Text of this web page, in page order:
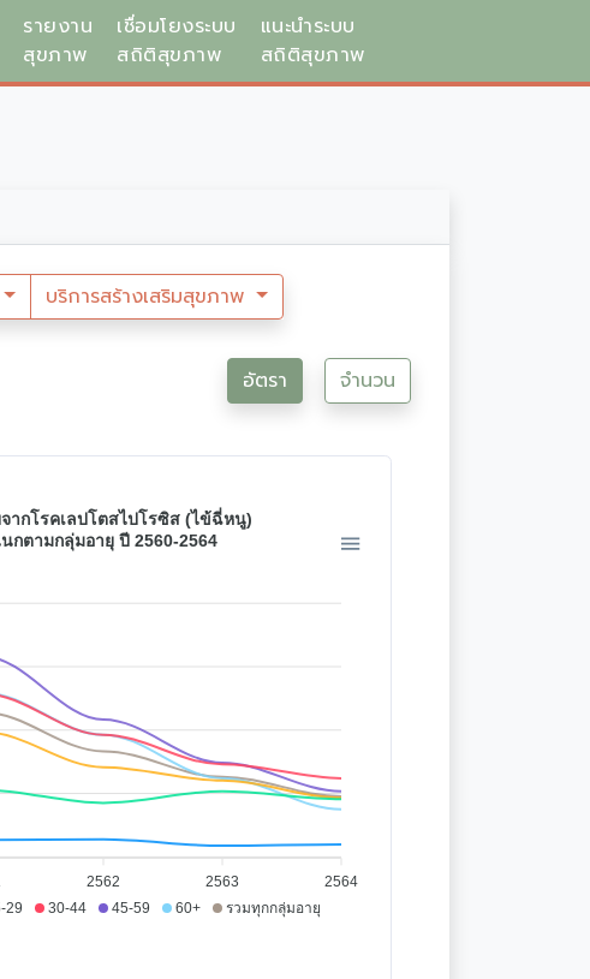
รายงาน
สุขภาพ
เชื่อมโยงระบบ
สถิติสุขภาพ
แนะนำระบบ
สถิติสุขภาพ
บริการสร้างเสริมสุขภาพ
อัตรา จำนวน